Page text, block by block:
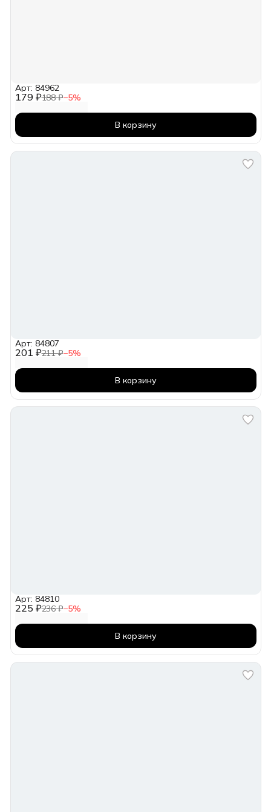
179 ₽188 ₽−5%
Арт: 84962
В корзину
201 ₽211 ₽−5%
Арт: 84807
В корзину
225 ₽236 ₽−5%
Арт: 84810
В корзину